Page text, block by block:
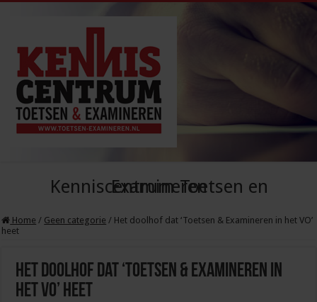
Kenniscentrum Toetsen en Examineren
Home / Geen categorie / Het doolhof dat ‘Toetsen & Examineren in het VO’
heet
Het doolhof dat ‘Toetsen & Examineren in
het VO’ heet